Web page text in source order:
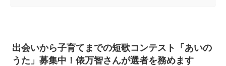
出会いから子育てまでの短歌コンテスト「あいの
うた」募集中！俵万智さんが選者を務めます